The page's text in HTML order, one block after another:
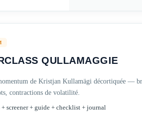
QULLAMAGGIE
de Kristjan Kullamägi décortiquée —
contractions de volatilité.
+ screener + guide + checklist + journal